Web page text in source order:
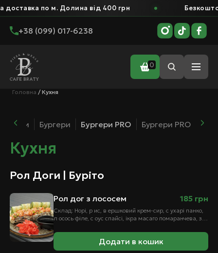
по м. Долина від 400 грн Безкоштовна
+38 (099) 017-6238
0
Головна / Кухня
Бургери Бургери PRO Бургери PRO MAX
Кухня
Рол Доги | Буріто
Рол дог з лососем 185 грн
Склад: Норі, р ис, в ершковий крем-сир, с ухарі панко,
л осось філе, с оус спайсі, ікра масаго помаранчева, з…
Додати в кошик